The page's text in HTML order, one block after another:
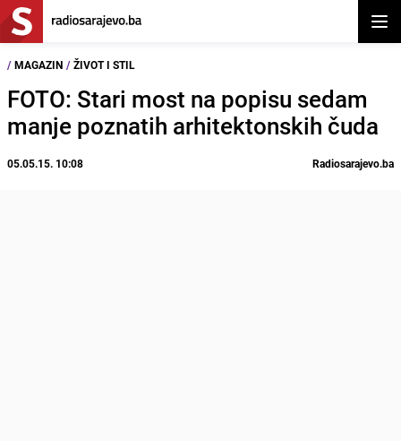
/ MAGAZIN / ŽIVOT I STIL
FOTO: Stari most na popisu sedam
manje poznatih arhitektonskih čuda
05.05.15. 10:08 Radiosarajevo.ba